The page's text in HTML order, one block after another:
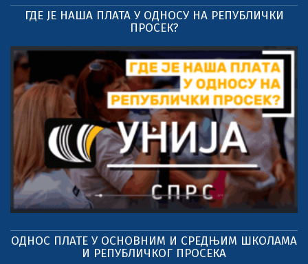
ГДЕ ЈЕ НАША ПЛАТА У ОДНОСУ НА РЕПУБЛИЧКИ
ПРОСЕК?
ОДНОС ПЛАТЕ У ОСНОВНИМ И СРЕДЊИМ ШКОЛАМА
И РЕПУБЛИЧКОГ ПРОСЕКА